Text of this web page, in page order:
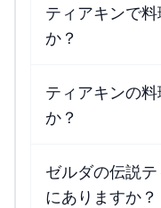
ティアキンで
か？
ティアキンの
か？
ゼルダの伝説
にありますか？